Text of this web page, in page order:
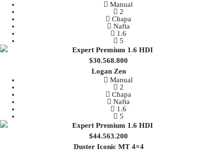
Manual
2
Chapa
Nafta
1.6
5
$30.568.800
Logan Zen
Manual
2
Chapa
Nafta
1.6
5
$44.563.200
Duster Iconic MT 4×4